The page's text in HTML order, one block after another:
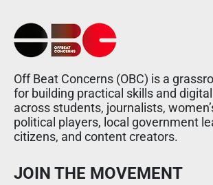
Off Beat Concerns (OBC) is a
for building practical skills and
across students, journalists,
political players, local government
citizens, and content creators.
JOIN THE MOVEMENT